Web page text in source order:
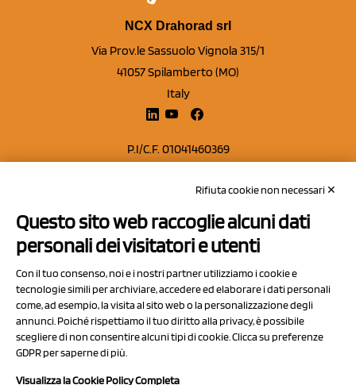
NCX Drahorad srl
Via Prov.le Sassuolo Vignola 315/1
41057 Spilamberto (MO)
Italy
P.I/C.F. 01041460369
Capitale sociale Euro 50.000,00 i.v.
Contatti
Privacy Policy
Cookie Policy
Chi Siamo
Rifiuta cookie non necessari ✕
Questo sito web raccoglie alcuni dati
personali dei visitatori e utenti
Con il tuo consenso, noi e i nostri partner utilizziamo i cookie e
tecnologie simili per archiviare, accedere ed elaborare i dati personali
come, ad esempio, la visita al sito web o la personalizzazione degli
annunci. Poiché rispettiamo il tuo diritto alla privacy, è possibile
scegliere di non consentire alcuni tipi di cookie. Clicca su preferenze
GDPR per saperne di più.
Visualizza la Cookie Policy Completa